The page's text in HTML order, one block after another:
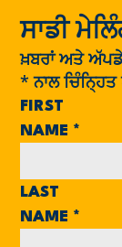
ਸਾਡੀ
ਖ਼ਬਰਾਂ ਅਤੇ
* ਨਾਲ
FIRST
NAME *
LAST
NAME *